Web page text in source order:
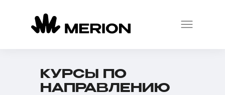
КУРСЫ ПО
НАПРАВЛЕНИЮ